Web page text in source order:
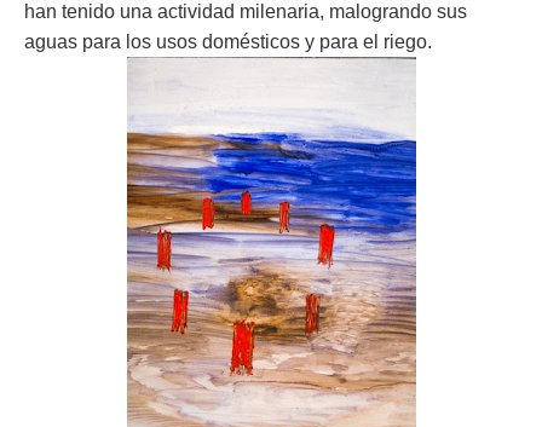
han tenido una actividad milenaria, malogrando sus
aguas para los usos domésticos y para el riego.